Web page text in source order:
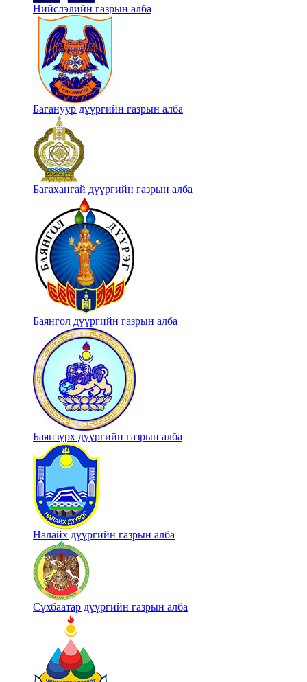
Нийслэлийн газрын алба
Багануур дүүргийн газрын алба
Багахангай дүүргийн газрын алба
Баянгол дүүргийн газрын алба
Баянзүрх дүүргийн газрын алба
Налайх дүүргийн газрын алба
Сүхбаатар дүүргийн газрын алба